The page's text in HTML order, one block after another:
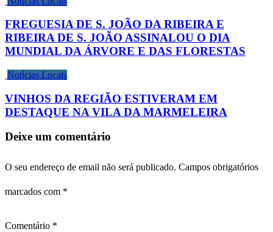
FREGUESIA DE S. JOÃO DA RIBEIRA E
RIBEIRA DE S. JOÃO ASSINALOU O DIA
MUNDIAL DA ÁRVORE E DAS FLORESTAS
Notícias Locais
VINHOS DA REGIÃO ESTIVERAM EM
DESTAQUE NA VILA DA MARMELEIRA
Deixe um comentário
O seu endereço de email não será publicado. Campos obrigatórios
marcados com *
Comentário *